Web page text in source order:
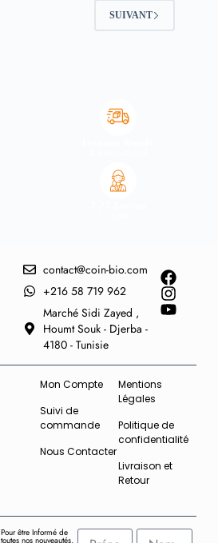
SUIVANT
contact@coin-bio.com
+216 58 719 962
Marché Sidi Zayed ,
Houmt Souk - Djerba -
4180 - Tunisie
Mon Compte
Suivi de
commande
Nous Contacter
Mentions
Légales
Politique de
confidentialité
Livraison et
Retour
Pour être Informé de
toutes nos nouveautés,